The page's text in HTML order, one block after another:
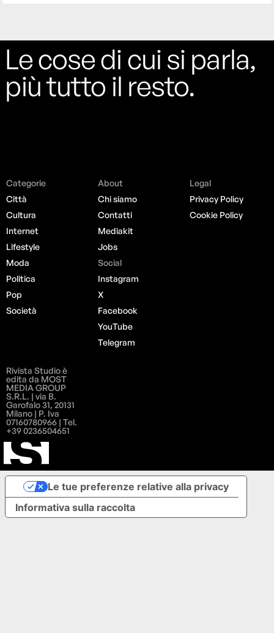
Le cose di cui si parla,
più tutto il resto.
Categorie
Città
Cultura
Internet
Lifestyle
Moda
Politica
Pop
Società
About
Chi siamo
Contatti
Mediakit
Jobs
Social
Instagram
X
Facebook
YouTube
Telegram
Legal
Privacy Policy
Cookie Policy
Rivista Studio è
edita da MOST
MEDIA GROUP
S.R.L. | via B.
Garofalo 31, 20131
Milano | P. Iva
07160780966 | Tel.
+39 0236504651
Informativa sulla raccolta
Le tue preferenze relative alla privacy